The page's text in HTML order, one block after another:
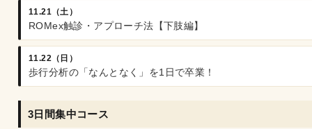
11.21（土）
ROMex触診・アプローチ法【下肢編】
11.22（日）
歩行分析の「なんとなく」を1日で卒業！
3日間集中コース